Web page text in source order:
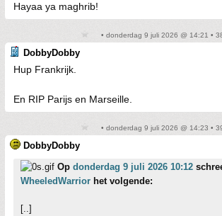
Hayaa ya maghrib!
• donderdag 9 juli 2026 @ 14:21 •
DobbyDobby
Hup Frankrijk.
En RIP Parijs en Marseille.
• donderdag 9 juli 2026 @ 14:23 •
DobbyDobby
Op donderdag 9 juli 2026 10:12
WheeledWarrior het volgende:
[..]